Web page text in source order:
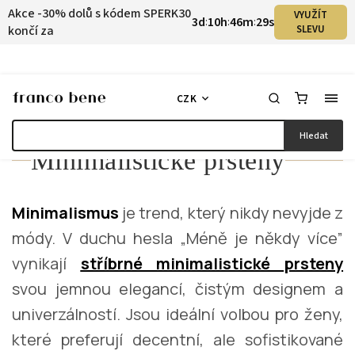
Akce -30% dolů s kódem SPERK30
končí za
3d:10h:46m:29s
VYUŽÍT
SLEVU
Hledat
CZK
Minimalistické prsteny
Minimalismus je trend, který nikdy nevyjde z
módy. V duchu hesla „Méně je někdy více”
vynikají stříbrné minimalistické prsteny
svou jemnou elegancí, čistým designem a
univerzálností. Jsou ideální volbou pro ženy,
které preferují decentní, ale sofistikované